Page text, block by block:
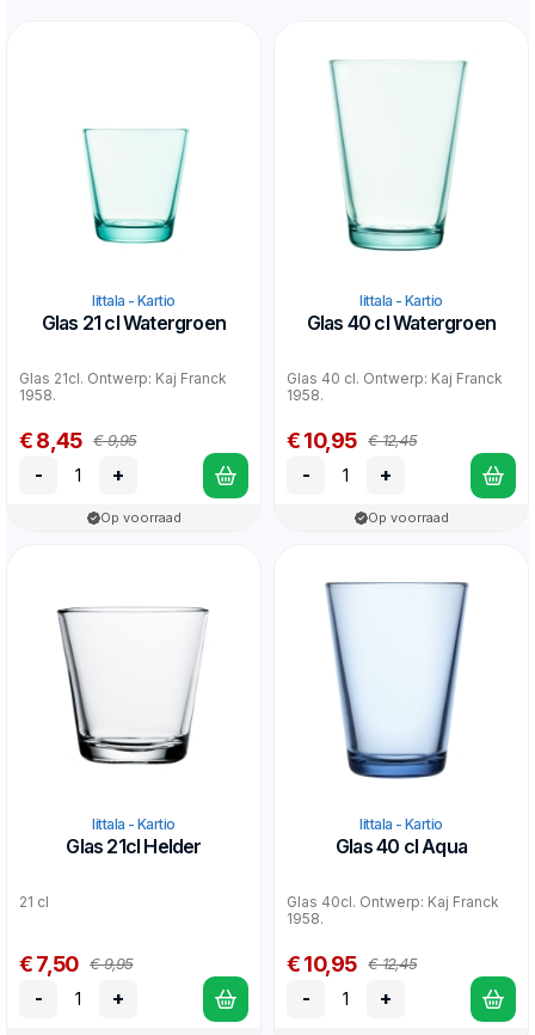
Iittala - Kartio
Glas 21 cl Watergroen
Glas 21cl. Ontwerp: Kaj Franck
1958.
€ 8,45 € 9,95
- +
Op voorraad
Iittala - Kartio
Glas 40 cl Watergroen
Glas 40 cl. Ontwerp: Kaj Franck
1958.
€ 10,95 € 12,45
- +
Op voorraad
Iittala - Kartio
Glas 21cl Helder
21 cl
€ 7,50 € 9,95
- +
Iittala - Kartio
Glas 40 cl Aqua
Glas 40cl. Ontwerp: Kaj Franck
1958.
€ 10,95 € 12,45
- +